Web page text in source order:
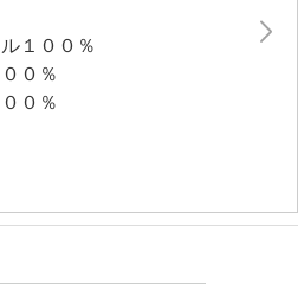
１００％
０％
０％
ベル）】